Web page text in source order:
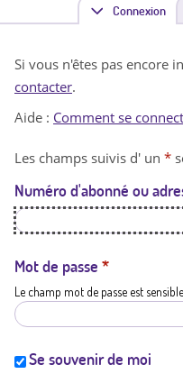
Connexion(
n
t
a
t
i
Si vous n'êtes pas encore
contacter.
Aide : Comment se
Les champs suivis d' un *
Numéro d'abonné ou
Mot de passe *
Le champ mot de passe est
Se souvenir de moi